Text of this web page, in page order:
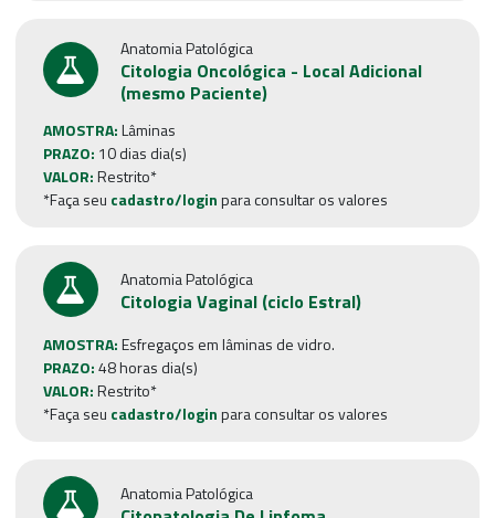
Anatomia Patológica
Citologia Oncológica - Local Adicional
(mesmo Paciente)
AMOSTRA:Lâminas
PRAZO: 10 dias dia(s)
VALOR:Restrito*
*Faça seu cadastro/loginpara consultar os valores
Anatomia Patológica
Citologia Vaginal (ciclo Estral)
AMOSTRA:Esfregaços em lâminas de vidro.
PRAZO:48 horas dia(s)
VALOR:Restrito*
*Faça seu cadastro/loginpara consultar os valores
Anatomia Patológica